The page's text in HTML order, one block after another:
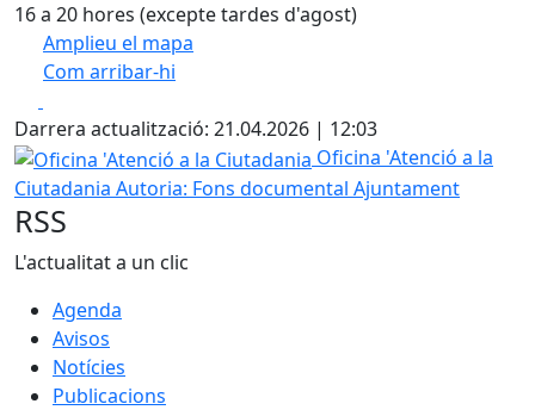
16 a 20 hores (excepte tardes d'agost)
Amplieu el mapa
Com arribar-hi
+
−
Darrera actualització: 21.04.2026 | 12:03
Oficina 'Atenció a la Ciutadania
Oficina 'Atenció a la
Ciutadania Autoria: Fons documental Ajuntament
RSS
L'actualitat a un clic
Agenda
Avisos
Notícies
Publicacions